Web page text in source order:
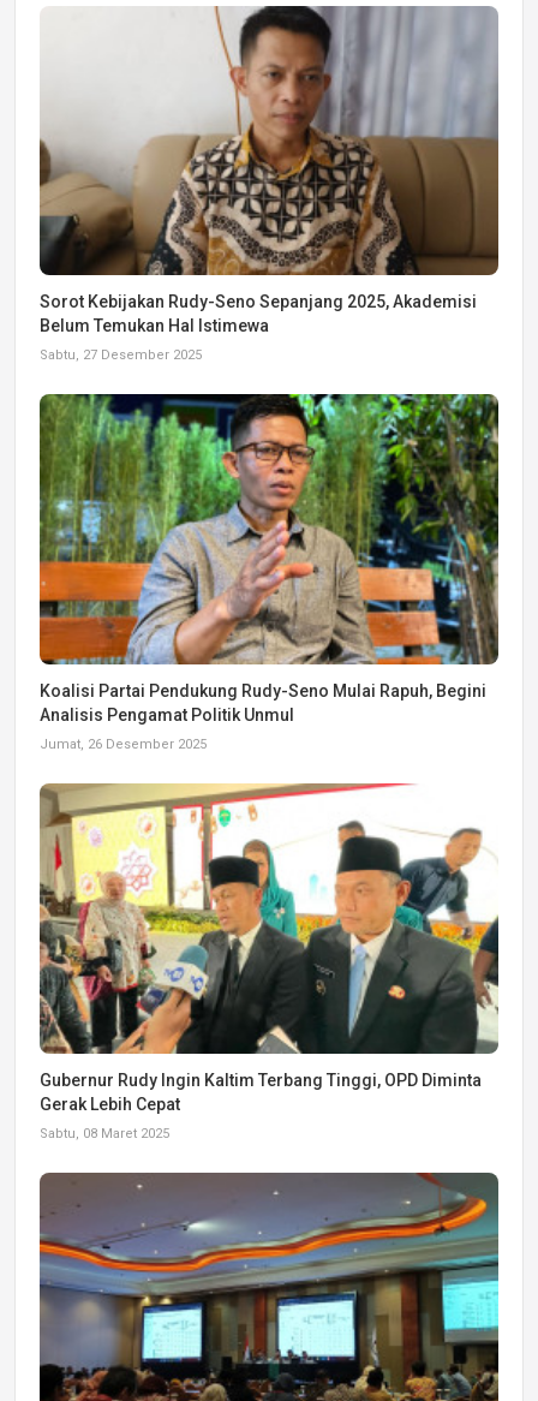
Sorot Kebijakan Rudy-Seno Sepanjang 2025, Akademisi
Belum Temukan Hal Istimewa
Sabtu, 27 Desember 2025
Koalisi Partai Pendukung Rudy-Seno Mulai Rapuh, Begini
Analisis Pengamat Politik Unmul
Jumat, 26 Desember 2025
Gubernur Rudy Ingin Kaltim Terbang Tinggi, OPD Diminta
Gerak Lebih Cepat
Sabtu, 08 Maret 2025